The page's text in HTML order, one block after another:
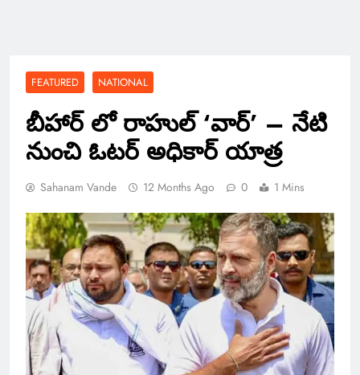
FEATURED NATIONAL
బీహార్ లో రాహుల్ ‘వార్’ – నేటి
నుంచి ఓటర్ అధికార్ యాత్ర
Sahanam Vande 12 Months Ago 0 1 Mins